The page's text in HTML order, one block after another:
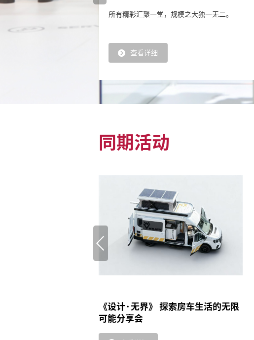
所有精彩汇聚一堂，规模之大独一无二。
查看详细
同期活动
《设计·无界》 探索房车生活的无限
可能分享会